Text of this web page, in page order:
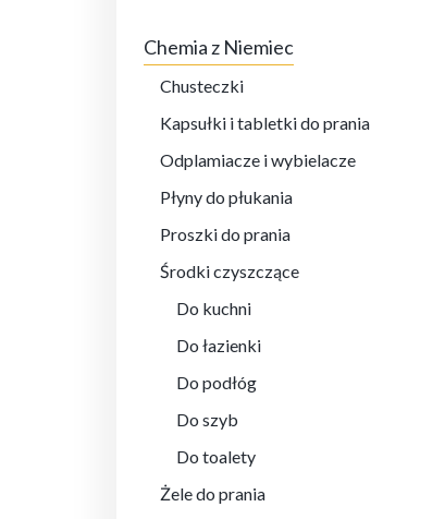
Chemia z Niemiec
Chusteczki
Kapsułki i tabletki do prania
Odplamiacze i wybielacze
Płyny do płukania
Proszki do prania
Środki czyszczące
Do kuchni
Do łazienki
Do podłóg
Do szyb
Do toalety
Żele do prania